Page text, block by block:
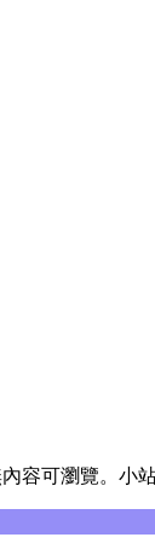
容可瀏覽。小